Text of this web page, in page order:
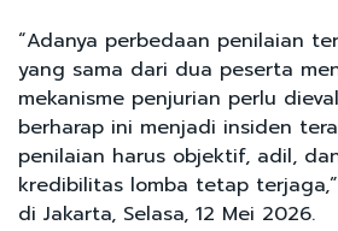
“Adanya perbedaan penilaian
yang sama dari dua peserta
mekanisme penjurian perlu
berharap ini menjadi insiden
penilaian harus objektif, adil,
kredibilitas lomba tetap
di Jakarta, Selasa, 12 Mei 2026.